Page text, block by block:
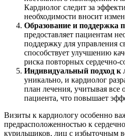
Кардиолог следит за
необходимости вносит
Образование и поддержка
предоставляет пациентам
поддержку для управления
способствует улучшению
риска повторных сердечно-
Индивидуальный подход к
уникально, и кардиолог
план лечения, учитывая все
пациента, что повышает
Визиты к кардиологу особенно
предрасположенностью к
курильщиков, лиц с избыточным